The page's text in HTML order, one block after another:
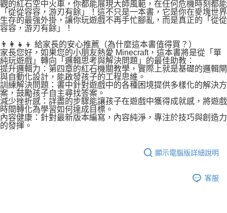
觀的紅石空中火車，你都能展現大師風範，在任何危機時刻都能
「從從容容，游刃有餘」！這不只是一本書，它是你在麥塊世界
生存的最強外掛，讓你玩遊戲不再手忙腳亂，而是真正的「從從
容容，游刃有餘」！
👨‍👩‍👧‍👦 給家長的安心推薦（為什麼這本書值得買？）
家長您好，如果您的小朋友熱愛 Minecraft，這本書將是從「單
純玩遊戲」轉向「邏輯思考與解決問題」的最佳助教：
提升邏輯力：第四章的紅石機關教學，實際上就是基礎的邏輯閘
與自動化設計，能啟發孩子的工程思維。
訓練解決問題：書中針對遊戲中的各種困境提供多樣化的解決方
案，鼓勵孩子自主尋找答案。
減少挫折感：詳盡的步驟能讓孩子在遊戲中獲得成就感，將遊戲
時間轉化為學習如何達成目標。
內容健康：針對最新版本編寫，內容純淨，專注於技巧與創造力
的發揮。
顯示電腦版詳細說明
客服